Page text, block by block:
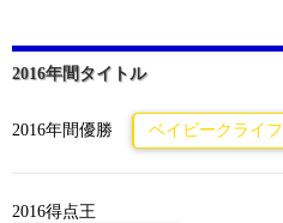
2016年間タイトル
2016年間優勝 ベイビークライフ
2016得点王